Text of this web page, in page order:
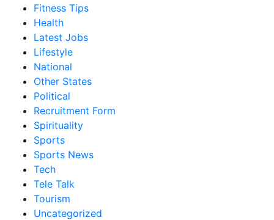
Fitness Tips
Health
Latest Jobs
Lifestyle
National
Other States
Political
Recruitment Form
Spirituality
Sports
Sports News
Tech
Tele Talk
Tourism
Uncategorized